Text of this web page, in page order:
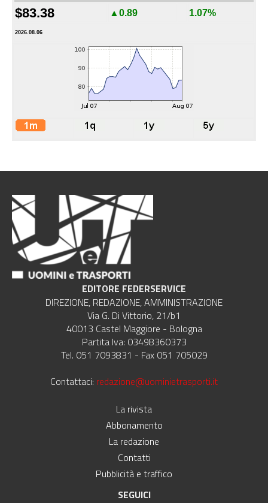
$83.38 ▲0.89 1.07%
2026.08.06
EDITORE FEDERSERVICE
DIREZIONE, REDAZIONE, AMMINISTRAZIONE
Via G. Di Vittorio, 21/b1
40013 Castel Maggiore - Bologna
Partita Iva: 03498360373
Tel. 051 7093831 - Fax 051 705029
Contattaci: redazione@uominietrasporti.it
La rivista
Abbonamento
La redazione
Contatti
Pubblicità e traffico
SEGUICI